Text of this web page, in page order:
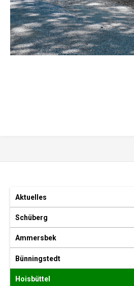
Aktuelles
Schüberg
Ammersbek
Bünningstedt
Hoisbüttel